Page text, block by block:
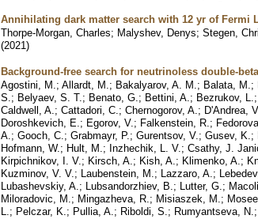
Annihilating dark matter search with 12 yr of Fermi
Thorpe-Morgan, Charles; Malyshev, Denys; Stegen,
(2021)
Background-free search for neutrinoless double-
Agostini, M. ; Allardt, M. ; Bakalyarov, A. M. ; Balata, M. ;
S. ; Belyaev, S. T. ; Benato, G. ; Bettini, A. ; Bezrukov, L. ;
Caldwell, A. ; Cattadori, C. ; Chernogorov, A. ; D'Andrea, V.
Doroshkevich, E. ; Egorov, V. ; Falkenstein, R. ;
A. ; Gooch, C. ; Grabmayr, P. ; Gurentsov, V. ; Gusev, K. ;
Hofmann, W. ; Hult, M. ; Inzhechik, L. V. ; Csathy, J.
Kirpichnikov, I. V. ; Kirsch, A. ; Kish, A. ; Klimenko, A. ;
Kuzminov, V. V. ; Laubenstein, M. ; Lazzaro, A. ;
Lubashevskiy, A. ; Lubsandorzhiev, B. ; Lutter, G. ;
Miloradovic, M. ; Mingazheva, R. ; Misiaszek, M. ;
L. ; Pelczar, K. ; Pullia, A. ; Riboldi, S. ; Rumyantseva, N. ;